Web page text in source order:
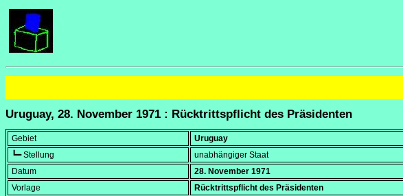
Uruguay, 28. November 1971 : Rücktrittspflicht des Präsidenten
Gebiet
Uruguay
┗━ Stellung
unabhängiger Staat
Datum
28. November 1971
Vorlage
Rücktrittspflicht des Präsidenten